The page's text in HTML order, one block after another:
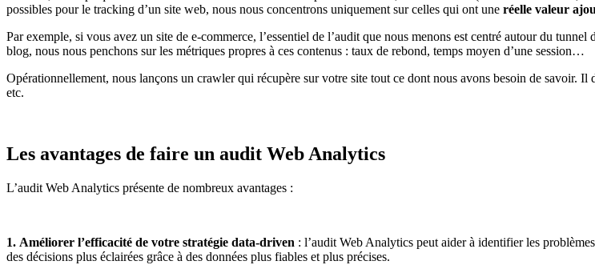
possibles pour le tracking d’un site web, nous nous concentrons uniquement sur celles qui ont une réelle valeur
Par exemple, si vous avez un site de e-commerce, l’essentiel de l’audit que nous menons est centré autour du
blog, nous nous penchons sur les métriques propres à ces contenus : taux de rebond, temps moyen d’une session…
Opérationnellement, nous lançons un crawler qui récupère sur votre site tout ce dont nous avons besoin de savoir.
etc.
Les avantages de faire un audit Web Analytics
L’audit Web Analytics présente de nombreux avantages :
1. Améliorer l’efficacité de votre stratégie data-driven : l’audit Web Analytics peut aider à identifier les
des décisions plus éclairées grâce à des données plus fiables et plus précises.